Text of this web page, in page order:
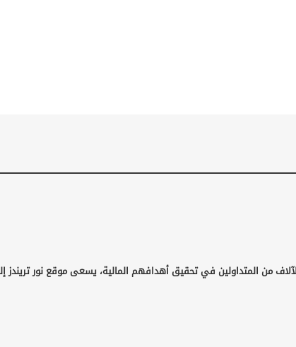
من المتداولين في تحقيق أهدافهم المالية، يسعى موقع نور تريندز